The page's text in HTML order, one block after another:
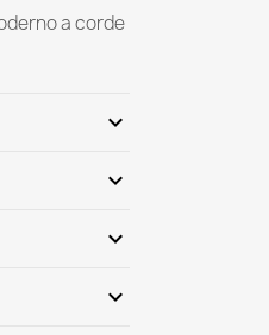
a corde
expand_more
expand_more
expand_more
expand_more